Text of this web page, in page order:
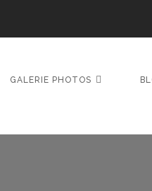
GALERIE PHOTOS